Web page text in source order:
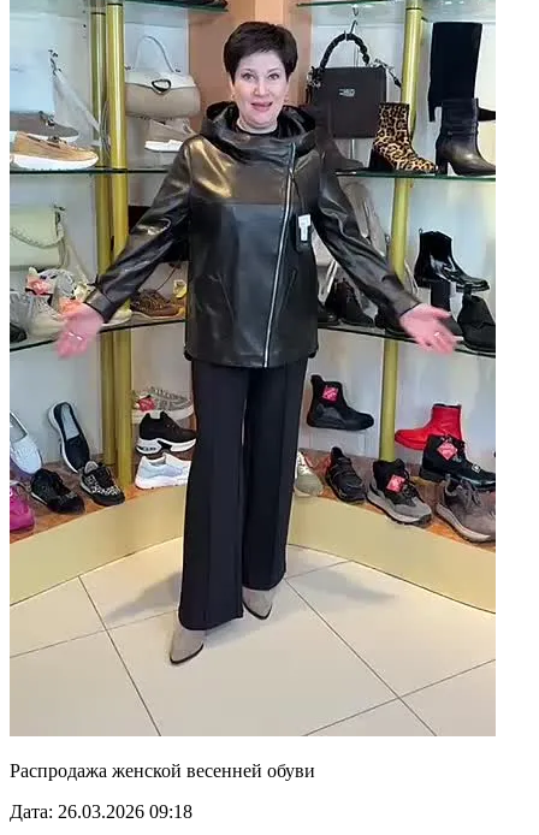
Распродажа женской весенней обуви
Дата: 26.03.2026 09:18